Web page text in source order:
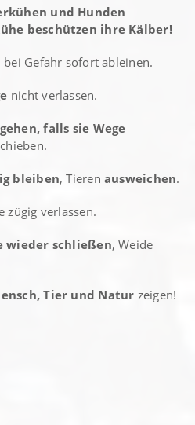
und Hunden
beschützen ihre Kälber!
bei Gefahr sofort ableinen.
nicht verlassen.
falls sie Wege
bleiben, Tieren ausweichen.
zügig verlassen.
wieder schließen, Weide
Tier und Natur zeigen!